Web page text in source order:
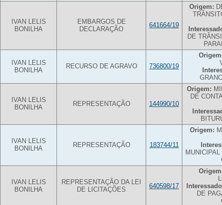
IVAN LELIS
BONILHA
EMBARGOS DE
DECLARAÇÃO
641664/19
Origem:
DE
IVAN LELIS
BONILHA
RECURSO DE AGRAVO 736800/19
IVAN LELIS
BONILHA
REPRESENTAÇÃO 144990/10
Origem:
DE
IVAN LELIS
BONILHA
REPRESENTAÇÃO 183744/11
Origem:
IVAN LELIS
BONILHA
REPRESENTAÇÃO DA LEI
DE LICITAÇÕES
640598/17
DE